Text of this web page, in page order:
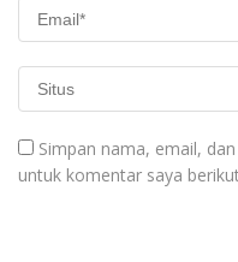
Simpan nama, email,
untuk komentar saya